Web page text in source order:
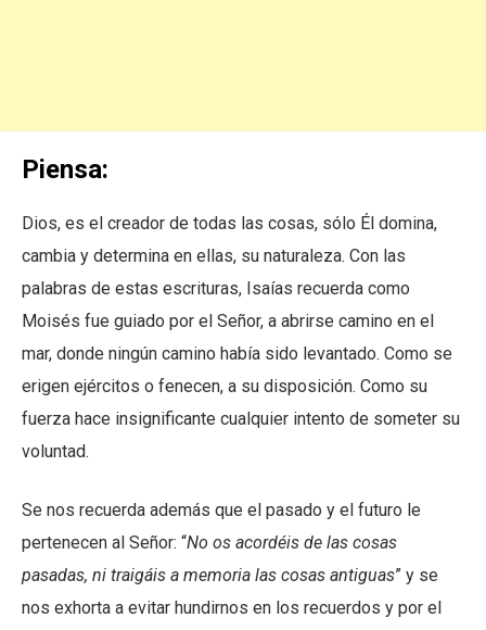
Piensa:
Dios, es el creador de todas las cosas, sólo Él domina,
cambia y determina en ellas, su naturaleza. Con las
palabras de estas escrituras, Isaías recuerda como
Moisés fue guiado por el Señor, a abrirse camino en el
mar, donde ningún camino había sido levantado. Como se
erigen ejércitos o fenecen, a su disposición. Como su
fuerza hace insignificante cualquier intento de someter su
voluntad.
Se nos recuerda además que el pasado y el futuro le
pertenecen al Señor: “No os acordéis de las cosas
pasadas, ni traigáis a memoria las cosas antiguas” y se
nos exhorta a evitar hundirnos en los recuerdos y por el